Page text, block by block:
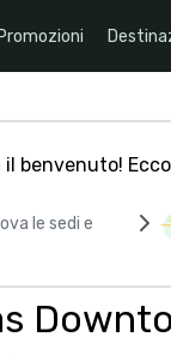
Promozioni
benvenuto!
le sedi e